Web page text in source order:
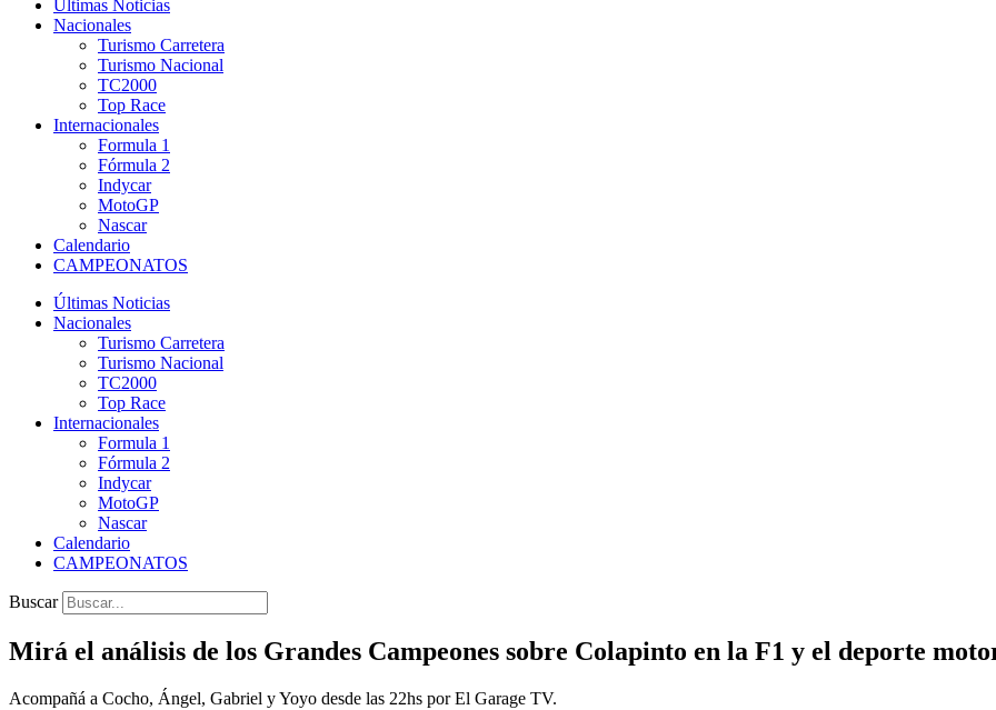
Últimas Noticias
Nacionales
Turismo Carretera
Turismo Nacional
TC2000
Top Race
Internacionales
Formula 1
Fórmula 2
Indycar
MotoGP
Nascar
Calendario
CAMPEONATOS
Últimas Noticias
Nacionales
Turismo Carretera
Turismo Nacional
TC2000
Top Race
Internacionales
Formula 1
Fórmula 2
Indycar
MotoGP
Nascar
Calendario
CAMPEONATOS
Buscar
Mirá el análisis de los Grandes Campeones sobre Colapinto en la F1 y el deporte
Acompañá a Cocho, Ángel, Gabriel y Yoyo desde las 22hs por El Garage TV.